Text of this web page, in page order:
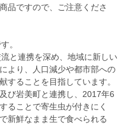
品ですので、ご注意くださ
。
と連携を深め、地域に新しい
より、人口減少や都市部への
することを目指しています。
び岩美町と連携し、2017年6
ることで寄生虫が付きにく
新鮮なまま生で食べられる